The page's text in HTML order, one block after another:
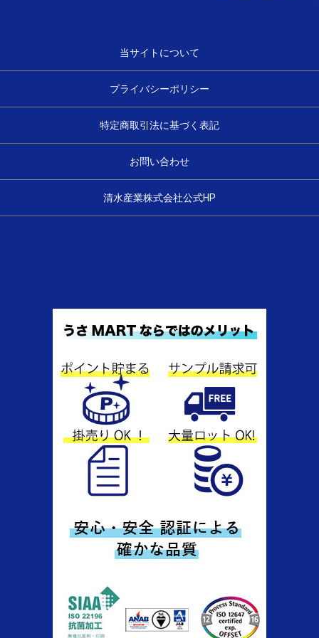
当サイトについて
プライバシーポリシー
特定商取引法に基づく表記
お問い合わせ
清水産業株式会社公式HP